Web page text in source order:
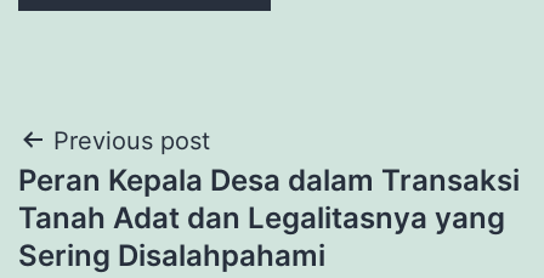
Post
navigation
Previous post
Peran Kepala Desa dalam Transaksi
Tanah Adat dan Legalitasnya yang
Sering Disalahpahami